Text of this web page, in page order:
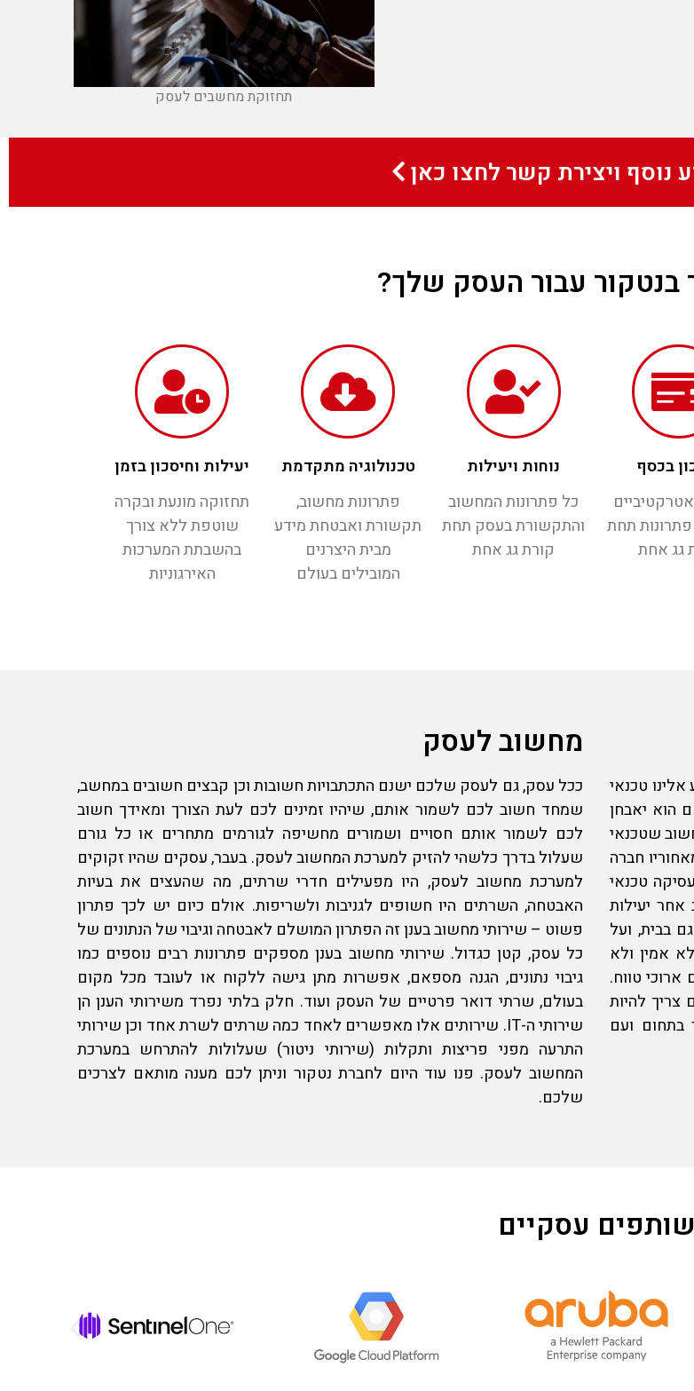
תחזוקת מחשבים לעסק
נוסף ויצירת קשר לחצו כאן
בנטקור עבור העסק שלך?
בכסף
פתרונות תחת
גג אחת
נוחות ויעילות
כל פתרונות המחשוב
והתקשורת בעסק תחת
קורת גג אחת
טכנולוגיה מתקדמת
פתרונות מחשוב,
תקשורת ואבטחת מידע
מבית היצרנים
המובילים בעולם
יעילות וחיסכון בזמן
תחזוקה מונעת ובקרה
שוטפת ללא צורך
בהשבתת המערכות
האירגוניות
טכנאי
הוא יאבחן
שטכנאי
חברה
טכנאי
אחר יעילות
בבית, ועל
אמין ולא
טווח.
צריך להיות
בתחום ועם
מחשוב לעסק
ככל עסק, גם לעסק שלכם ישנם התכתבויות חשובות וכן קבצים חשובים במחשב,
שמחד חשוב לכם לשמור אותם, שיהיו זמינים לכם לעת הצורך ומאידך חשוב
לכם לשמור אותם חסויים ושמורים מחשיפה לגורמים מתחרים או כל גורם
שעלול בדרך כלשהי להזיק למערכת המחשוב לעסק. בעבר, עסקים שהיו זקוקים
למערכת מחשוב לעסק, היו מפעילים חדרי שרתים, מה שהעצים את בעיות
האבטחה, השרתים היו חשופים לגניבות ולשריפות. אולם כיום יש לכך פתרון
פשוט – שירותי מחשוב בענן זה הפתרון המושלם לאבטחה וגיבוי של הנתונים של
כל עסק, קטן כגדול. שירותי מחשוב בענן מספקים פתרונות רבים נוספים כמו
גיבוי נתונים, הגנה מספאם, אפשרות מתן גישה ללקוח או לעובד מכל מקום
בעולם, שרתי דואר פרטיים של העסק ועוד. חלק בלתי נפרד משירותי הענן הן
שירותי ה-IT. שירותים אלו מאפשרים לאחד כמה שרתים לשרת אחד וכן שירותי
התרעה מפני פריצות ותקלות (שירותי ניטור) שעלולות להתרחש במערכת
המחשוב לעסק. פנו עוד היום לחברת נטקור וניתן לכם מענה מותאם לצרכים
שלכם.
שותפים עסקיים